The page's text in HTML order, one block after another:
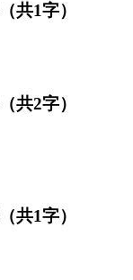
（共1字）
（共2字）
（共1字）